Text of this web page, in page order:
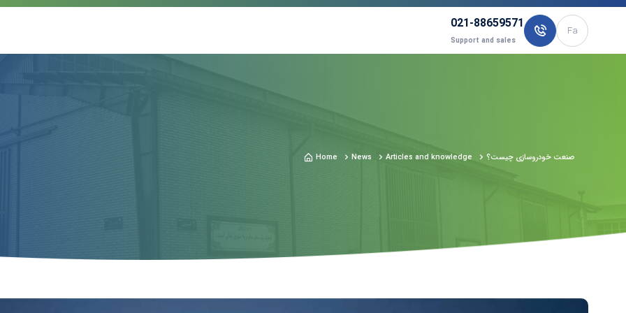
021-88659571
Support and sales
Fa
Home News Articles and knowledge صنعت خودروسازی چیست؟